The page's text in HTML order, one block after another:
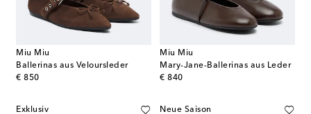
Miu Miu
Ballerinas aus Veloursleder
€ 850
original price
Miu Miu
Mary-Jane-Ballerinas aus Leder
€ 840
original price
Exklusiv Neue Saison